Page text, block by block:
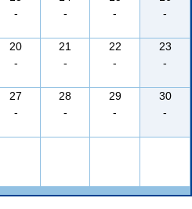
-
-
-
-
20
-
21
-
22
-
23
-
27
-
28
-
29
-
30
-